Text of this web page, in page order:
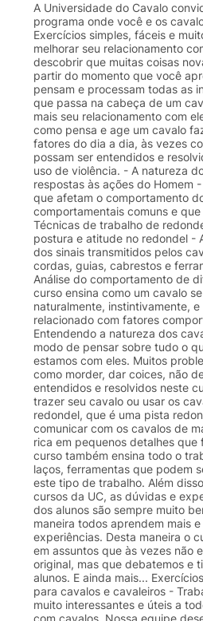
A Universidade do Cavalo
programa onde você e os
Exercícios simples, fáceis e
melhorar seu relacionamento
descobrir que muitas coisas
partir do momento que você
pensam e processam todas as
que passa na cabeça de um
mais seu relacionamento com
como pensa e age um cavalo
fatores do dia a dia, às vezes
possam ser entendidos e
uso de violência. - A natureza
respostas às ações do Homem
que afetam o comportamento
comportamentais comuns e
Técnicas de trabalho de
postura e atitude no redondel -
dos sinais transmitidos pelos
cordas, guias, cabrestos e
Análise do comportamento de
curso ensina como um cavalo
naturalmente, instintivamente,
relacionado com fatores
Entendendo a natureza dos
modo de pensar sobre tudo o
estamos com eles. Muitos
como morder, dar coices, não
entendidos e resolvidos neste
trazer seu cavalo ou usar os
redondel, que é uma pista
comunicar com os cavalos de
rica em pequenos detalhes que
curso também ensina todo o
laços, ferramentas que podem
este tipo de trabalho. Além
cursos da UC, as dúvidas e
dos alunos são sempre muito
maneira todos aprendem mais
experiências. Desta maneira o
em assuntos que às vezes não
original, mas que debatemos e
alunos. E ainda mais...
para cavalos e cavaleiros -
muito interessantes e úteis a
com cavalos. Nossa equipe